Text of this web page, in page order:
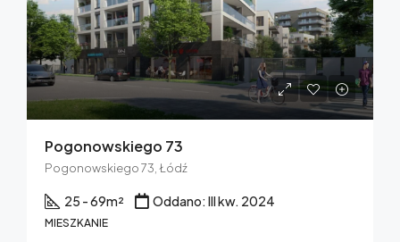
Pogonowskiego 73
Pogonowskiego 73, Łódź
25 - 69m² Oddano: III kw. 2024
MIESZKANIE